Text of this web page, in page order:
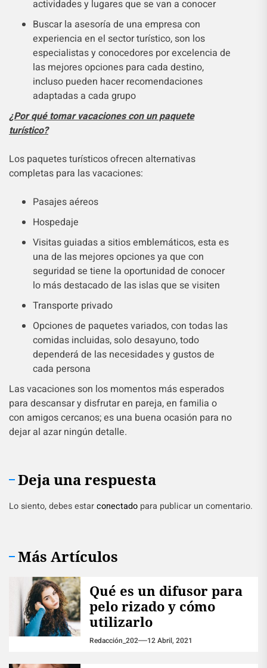
actividades y lugares que se van a conocer
Buscar la asesoría de una empresa con
experiencia en el sector turístico, son los
especialistas y conocedores por excelencia de
las mejores opciones para cada destino,
incluso pueden hacer recomendaciones
adaptadas a cada grupo
¿Por qué tomar vacaciones con un paquete
turístico?
Los paquetes turísticos ofrecen alternativas
completas para las vacaciones:
Pasajes aéreos
Hospedaje
Visitas guiadas a sitios emblemáticos, esta es
una de las mejores opciones ya que con
seguridad se tiene la oportunidad de conocer
lo más destacado de las islas que se visiten
Transporte privado
Opciones de paquetes variados, con todas las
comidas incluidas, solo desayuno, todo
dependerá de las necesidades y gustos de
cada persona
Las vacaciones son los momentos más esperados
para descansar y disfrutar en pareja, en familia o
con amigos cercanos; es una buena ocasión para no
dejar al azar ningún detalle.
Deja una respuesta
Lo siento, debes estarconectado para publicar un comentario.
Más Artículos
Qué es un difusor para
pelo rizado y cómo
utilizarlo
Redacción_202 12 Abril, 2021